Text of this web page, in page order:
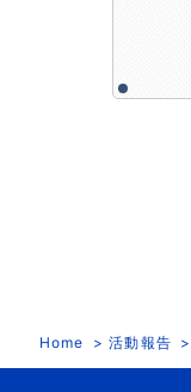
Home 活動報告